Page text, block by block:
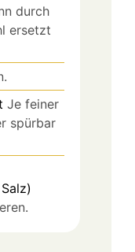
durch
ersetzt
Je feiner
spürbar